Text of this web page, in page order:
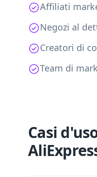
Affiliati
Negozi al
Creatori di
Team di
Casi